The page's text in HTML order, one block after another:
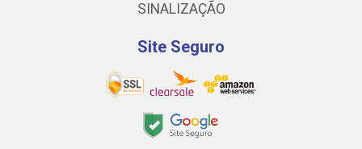
SINALIZAÇÃO
Site Seguro